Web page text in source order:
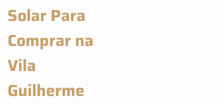
Solar Para
Comprar na
Vila
Guilherme